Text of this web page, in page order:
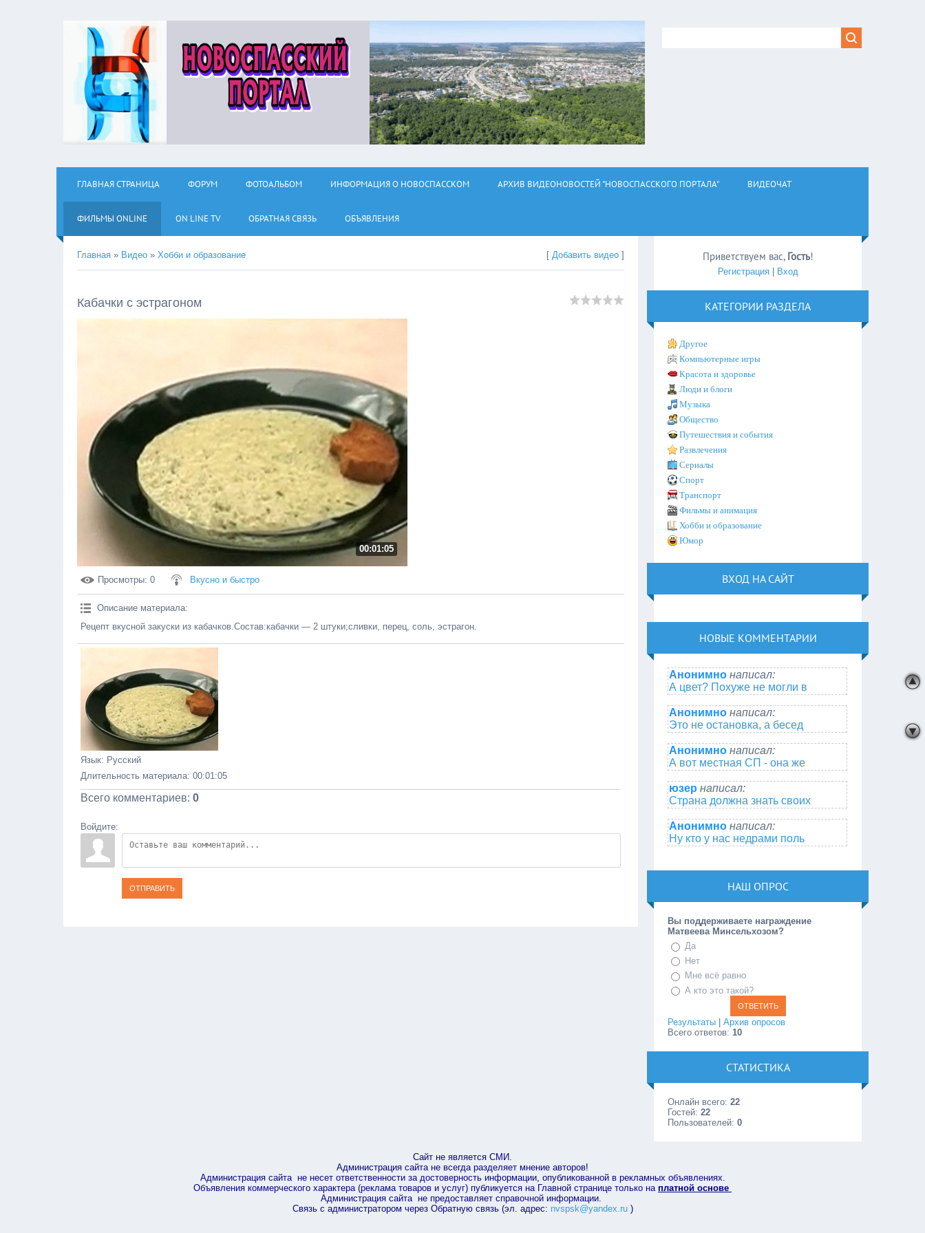
ГЛАВНАЯ СТРАНИЦА ФОРУМ ФОТОАЛЬБОМ ИНФОРМАЦИЯ О НОВОСПАССКОМ АРХИВ ВИДЕОНОВОСТЕЙ "НОВОСПАССКОГО ПОРТАЛА" ВИДЕОЧАТ
ФИЛЬМЫ ОNLINE ON LINE TV ОБРАТНАЯ СВЯЗЬ ОБЪЯВЛЕНИЯ
Главная » Видео » Хобби и образование [Добавить видео ]
Кабачки с эстрагоном
00:01:05
Просмотры: 0 Вкусно и быстро
Описание материала:
Рецепт вкусной закуски из кабачков.Состав:кабачки — 2 штуки;сливки, перец, соль, эстрагон.
Язык: Русский
Длительность материала: 00:01:05
Всего комментариев: 0
Войдите:
ОТПРАВИТЬ
Приветствуем вас, Гость!
Регистрация| Вход
КАТЕГОРИИ РАЗДЕЛА
Другое
Компьютерные игры
Красота и здоровье
Люди и блоги
Музыка
Общество
Путешествия и события
Развлечения
Сериалы
Спорт
Транспорт
Фильмы и анимация
Хобби и образование
Юмор
ВХОД НА САЙТ
НОВЫЕ КОММЕНТАРИИ
Анонимно написал:
А цвет? Похуже не могли в
Анонимно написал:
Это не остановка, а бесед
Анонимно написал:
А вот местная СП - она же
юзер написал:
Страна должна знать своих
Анонимно написал:
Ну кто у нас недрами поль
НАШ ОПРОС
Вы поддерживаете награждение
Матвеева Минсельхозом?
Да
Нет
Мне всё равно
А кто это такой?
Результаты |Архив опросов
Всего ответов:10
СТАТИСТИКА
Онлайн всего:22
Гостей:22
Пользователей:0
Сайт не является СМИ.
Администрация сайта не всегда разделяет мнение авторов!
Администрация сайта не несет ответственности за достоверность информации, опубликованной в рекламных объявлениях.
Объявления коммерческого характера (реклама товаров и услуг) публикуется на Главной странице только на платной основе
Администрация сайта не предоставляет справочной информации.
Связь с администратором через Обратную связь (эл. адрес: nvspsk@yandex.ru)